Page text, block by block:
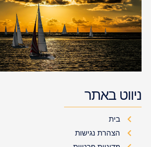
ניווט באתר
בית
הצהרת נגישות